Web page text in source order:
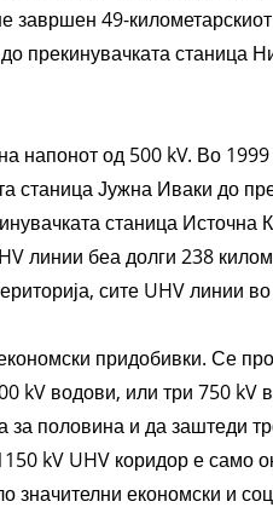
завршен 49-
прекинувачката
напонот од 500 kV. Во
станица Јужна Иваки до
станица
линии беа долги 238
сите UHV линии
придобивки. Се
kV водови, или три 750 kV
половина и да заштеди
kV UHV коридор е само
значителни економски и